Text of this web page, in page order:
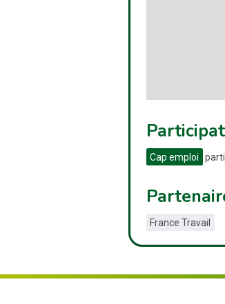
Cap emploi
France Travail